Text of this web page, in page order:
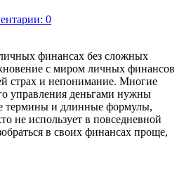
0
финансах без сложных
с миром личных финансов
страх и непонимание. Многие
управления деньгами нужны
термины и длинные формулы,
не использует в повседневной
в своих финансах проще,